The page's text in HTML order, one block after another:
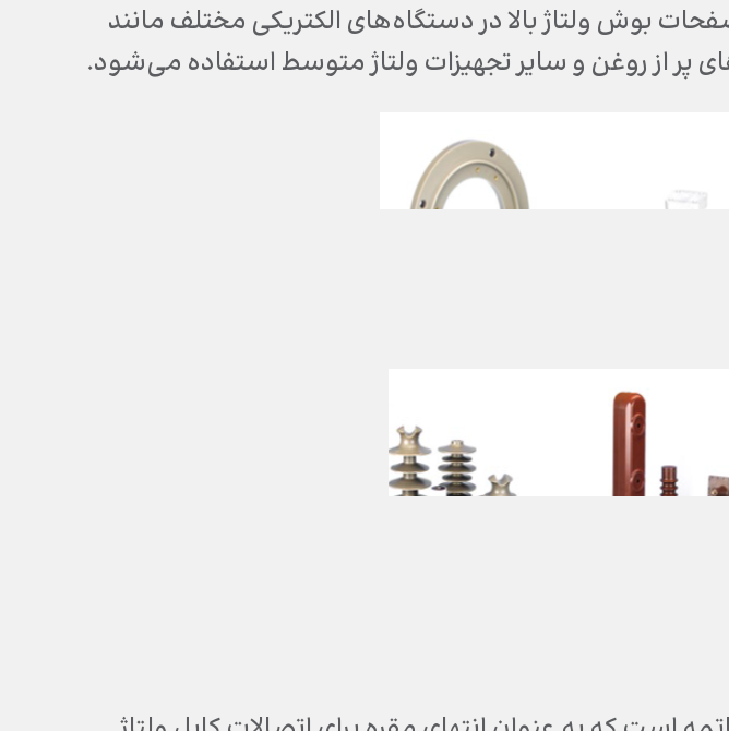
بوش ولتاژ بالا در دستگاه‌های الکتریکی مختلف مانند
پر از روغن و سایر تجهیزات ولتاژ متوسط استفاده می‌شود.